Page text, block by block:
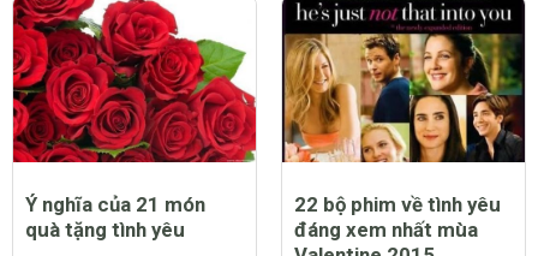
Ý nghĩa của 21 món
quà tặng tình yêu
22 bộ phim về tình yêu
đáng xem nhất mùa